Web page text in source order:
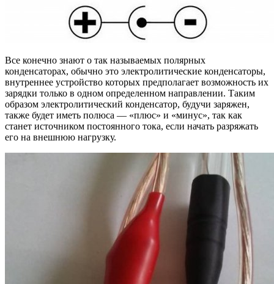
Все конечно знают о так называемых полярных
конденсаторах, обычно это электролитические конденсаторы,
внутреннее устройство которых предполагает возможность их
зарядки только в одном определенном направлении. Таким
образом электролитический конденсатор, будучи заряжен,
также будет иметь полюса — «плюс» и «минус», так как
станет источником постоянного тока, если начать разряжать
его на внешнюю нагрузку.